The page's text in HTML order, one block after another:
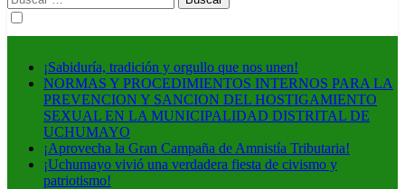
¡Sabiduría, tradición y orgullo que nos unen!
NORMAS Y PROCEDIMIENTOS INTERNOS PARA LA
PREVENCION Y SANCION DEL HOSTIGAMIENTO
SEXUAL EN LA MUNICIPALIDAD DISTRITAL DE
UCHUMAYO
¡Aprovecha la Gran Campaña de Amnistía Tributaria!
¡Uchumayo vivió una verdadera fiesta de civismo y
patriotismo!